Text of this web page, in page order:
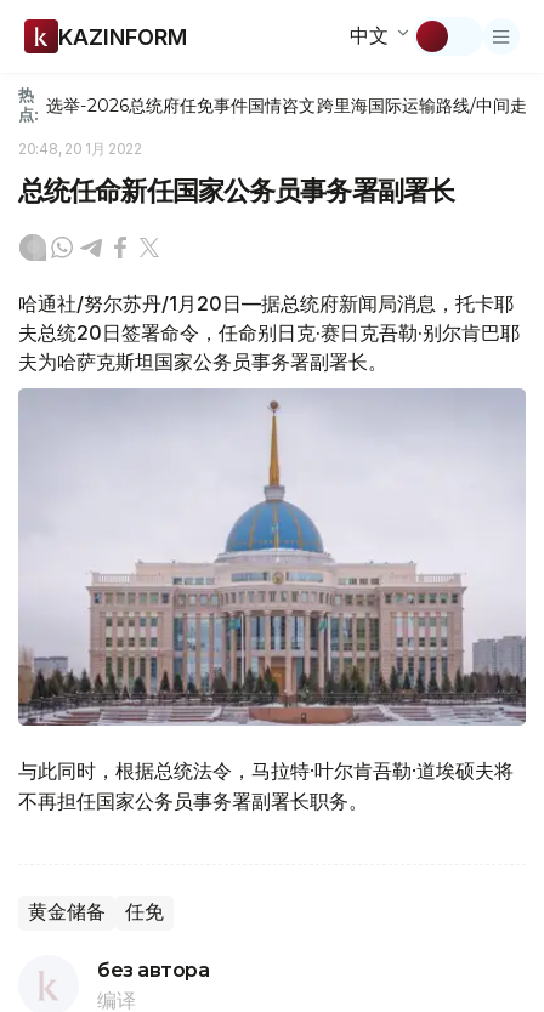
KAZINFORM 中文
热
点: 选举-2026总统府任免事件国情咨文跨里海国际运输路线/中间走廊
20:48, 20 1月 2022
总统任命新任国家公务员事务署副署长
哈通社/努尔苏丹/1月20日—据总统府新闻局消息，托卡耶
夫总统20日签署命令，任命别日克·赛日克吾勒·别尔肯巴耶
夫为哈萨克斯坦国家公务员事务署副署长。
与此同时，根据总统法令，马拉特·叶尔肯吾勒·道埃硕夫将
不再担任国家公务员事务署副署长职务。
黄金储备 任免
без автора
编译